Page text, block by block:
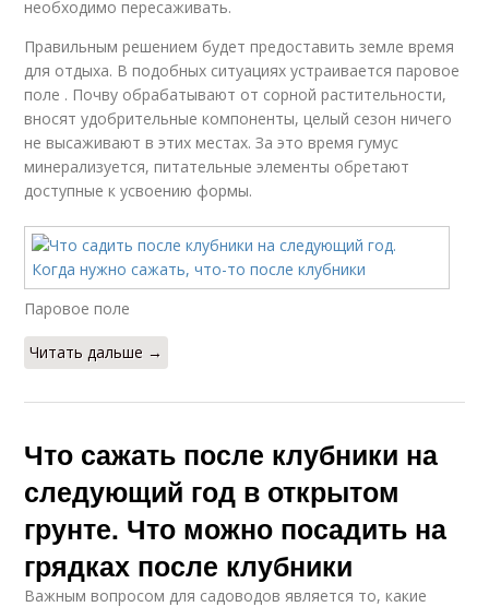
Год в открытом
Чеснок на следующий
год
необходимо пересаживать.
Правильным решением будет предоставить земле время
для отдыха. В подобных ситуациях устраивается паровое
поле . Почву обрабатывают от сорной растительности,
вносят удобрительные компоненты, целый сезон ничего
не высаживают в этих местах. За это время гумус
минерализуется, питательные элементы обретают
доступные к усвоению формы.
Паровое поле
Читать дальше →
Что сажать после клубники на
следующий год в открытом
грунте. Что можно посадить на
грядках после клубники
Важным вопросом для садоводов является то, какие